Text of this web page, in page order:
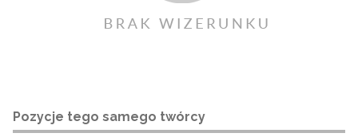
Pozycje tego samego twórcy